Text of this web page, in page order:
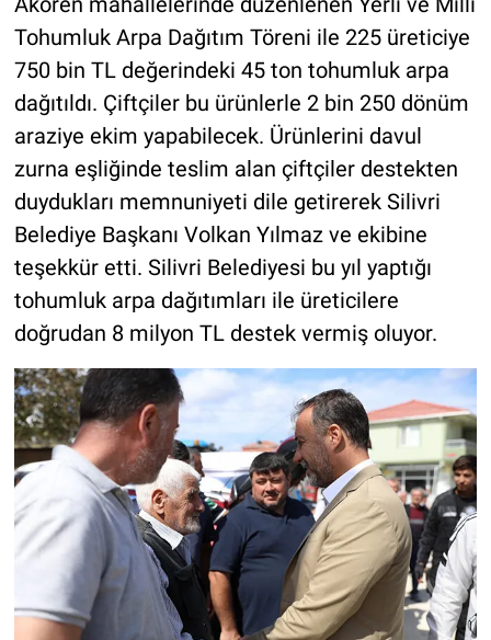
Tohumluk Arpa Dağıtım Töreni ile 225 üreticiye
750 bin TL değerindeki 45 ton tohumluk arpa
dağıtıldı. Çiftçiler bu ürünlerle 2 bin 250 dönüm
araziye ekim yapabilecek. Ürünlerini davul
zurna eşliğinde teslim alan çiftçiler destekten
duydukları memnuniyeti dile getirerek Silivri
Belediye Başkanı Volkan Yılmaz ve ekibine
teşekkür etti. Silivri Belediyesi bu yıl yaptığı
tohumluk arpa dağıtımları ile üreticilere
doğrudan 8 milyon TL destek vermiş oluyor.